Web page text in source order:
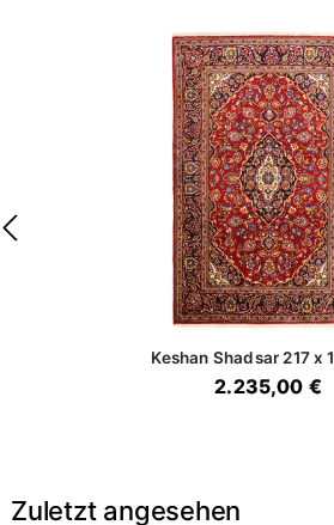
Keshan Shadsar 217 x
2.235,00 €
Zuletzt angesehen